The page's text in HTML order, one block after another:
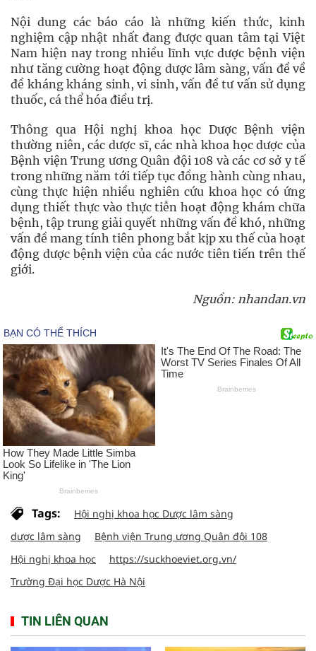
Nội dung các báo cáo là những kiến thức, kinh
nghiệm cập nhật nhất đang được quan tâm tại Việt
Nam hiện nay trong nhiều lĩnh vực dược bệnh viện
như tăng cường hoạt động dược lâm sàng, vấn đề về
đề kháng kháng sinh, vi sinh, vấn đề tư vấn sử dụng
thuốc, cá thể hóa điều trị.
Thông qua Hội nghị khoa học Dược Bệnh viện
thường niên, các dược sĩ, các nhà khoa học dược của
Bệnh viện Trung ương Quân đội 108 và các cơ sở y tế
trong những năm tới tiếp tục đồng hành cùng nhau,
cùng thực hiện nhiều nghiên cứu khoa học có ứng
dụng thiết thực vào thực tiễn hoạt động khám chữa
bệnh, tập trung giải quyết những vấn đề khó, những
vấn đề mang tính tiên phong bắt kịp xu thế của hoạt
động dược bệnh viện của các nước tiên tiến trên thế
giới.
Nguồn: nhandan.vn
Tags:
Hội nghị khoa học Dược lâm sàng
dược lâm sàng
Bệnh viện Trung ương Quân đội 108
Hội nghị khoa học
https://suckhoeviet.org.vn/
Trường Đại học Dược Hà Nội
TIN LIÊN QUAN